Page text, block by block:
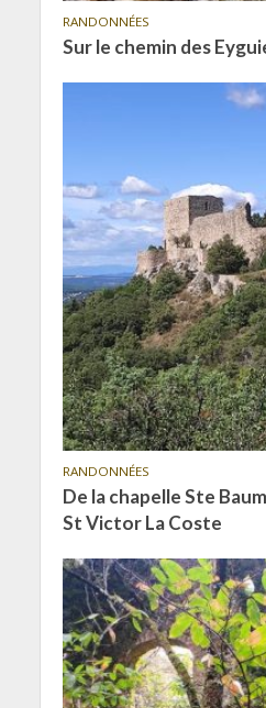
RANDONNÉES
Sur le chemin des
RANDONNÉES
De la chapelle Ste
St Victor La Coste